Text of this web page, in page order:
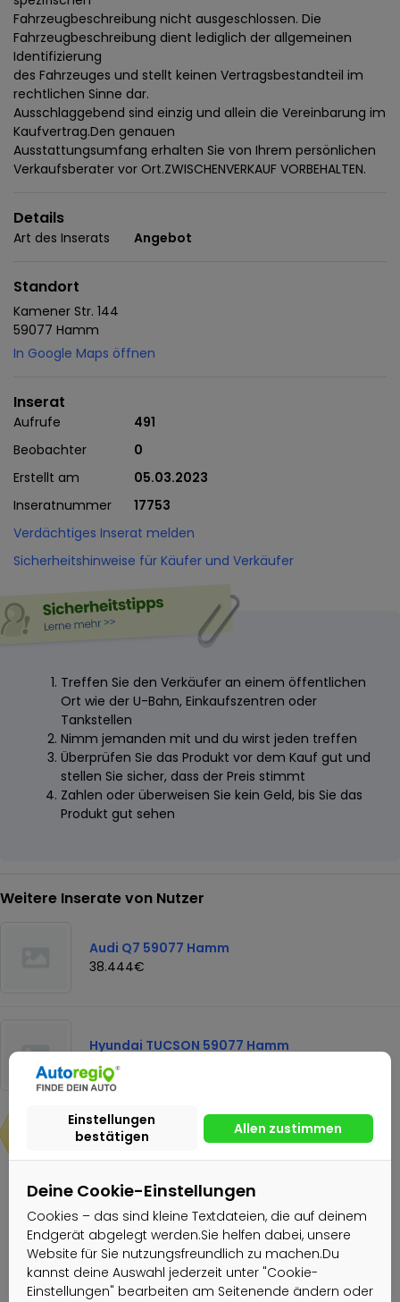
Deine Cookie-Einstellungen
Cookies – das sind kleine Textdateien, die auf deinem
Endgerät abgelegt werden.Sie helfen dabei, unsere
Website für Sie nutzungsfreundlich zu machen.Du
kannst deine Auswahl jederzeit unter "Cookie-
Einstellungen" bearbeiten am Seitenende ändern oder
Fahrzeugbeschreibung nicht ausgeschlossen. Die
Fahrzeugbeschreibung dient lediglich der allgemeinen
Identifizierung
des Fahrzeuges und stellt keinen Vertragsbestandteil im
rechtlichen Sinne dar.
Ausschlaggebend sind einzig und allein die Vereinbarung im
Kaufvertrag.Den genauen
Ausstattungsumfang erhalten Sie von Ihrem persönlichen
Verkaufsberater vor Ort.ZWISCHENVERKAUF VORBEHALTEN.
Details
Art des Inserats Angebot
Standort
Kamener Str. 144
59077 Hamm
In Google Maps öffnen
Inserat
Aufrufe
491
Beobachter
0
Erstellt am
05.03.2023
Inseratnummer
17753
Verdächtiges Inserat melden
Sicherheitshinweise für Käufer und Verkäufer
Treffen Sie den Verkäufer an einem öffentlichen
Ort wie der U-Bahn, Einkaufszentren oder
Tankstellen
Nimm jemanden mit und du wirst jeden treffen
Überprüfen Sie das Produkt vor dem Kauf gut und
stellen Sie sicher, dass der Preis stimmt
Zahlen oder überweisen Sie kein Geld, bis Sie das
Produkt gut sehen
Weitere Inserate von Nutzer
Audi Q7 59077 Hamm
38.444€
Hyundai TUCSON 59077 Hamm
16.777€
25.997€
EXCELLENCE CARS GmbH & Co.KG
Gewerblicher Nutzer